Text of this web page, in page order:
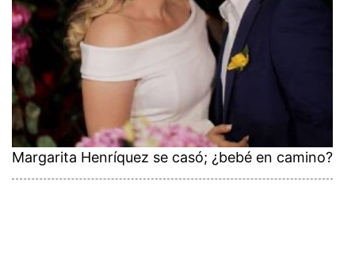
Margarita Henríquez se casó; ¿bebé en camino?